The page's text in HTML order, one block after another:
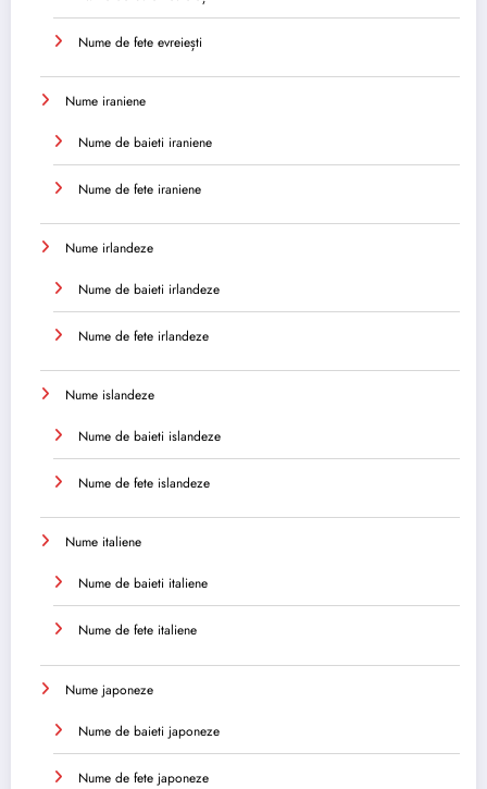
Nume de fete evreiești
Nume iraniene
Nume de baieti iraniene
Nume de fete iraniene
Nume irlandeze
Nume de baieti irlandeze
Nume de fete irlandeze
Nume islandeze
Nume de baieti islandeze
Nume de fete islandeze
Nume italiene
Nume de baieti italiene
Nume de fete italiene
Nume japoneze
Nume de baieti japoneze
Nume de fete japoneze